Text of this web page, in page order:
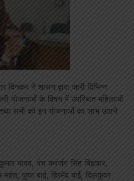
दिनकर ने शासन द्वारा जारी विभिन्न
योजनाओं के विषय में उपस्थित महिलाओं
सभी को इन योजनाओं का लाभ उठाने
यादव, पंच करजंन सिंह बिंझवार,
पुष्पा बाई, हिरमेंद बाई, दिलकुंवर